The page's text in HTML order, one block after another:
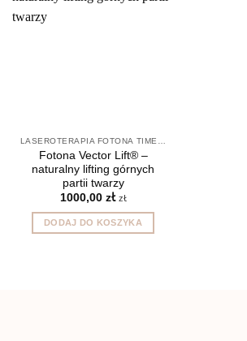
Fotona Vector Lift® –
naturalny lifting górnych
partii twarzy
1000,00 zł zł
DODAJ DO KOSZYKA